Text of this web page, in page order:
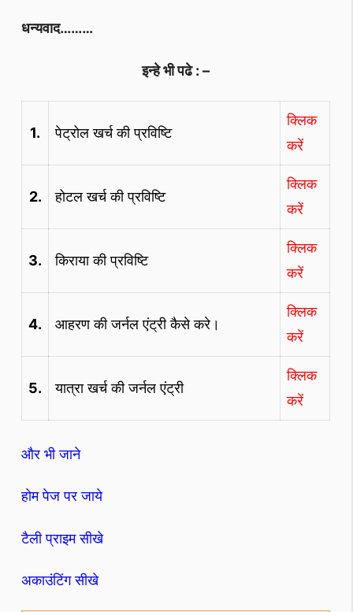
धन्यवाद………
इन्हे भी पढे : –
1. पेट्रोल खर्च की प्रविष्टि
क्लिक
करें
2. होटल खर्च की प्रविष्टि
क्लिक
करें
3. किराया की प्रविष्टि
क्लिक
करें
4. आहरण की जर्नल एंट्री कैसे करे।
क्लिक
करें
5. यात्रा खर्च की जर्नल एंट्री
क्लिक
करें
और भी जाने
होम पेज पर जाये
टैली प्राइम सीखे
अकाउंटिंग सीखे